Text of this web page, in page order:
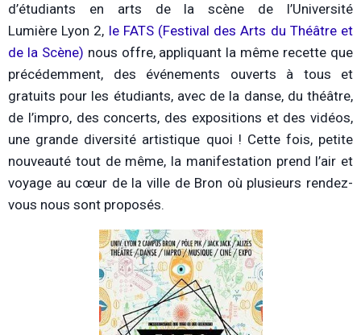
d’étudiants en arts de la scène de l’Université
Lumière Lyon 2, le FATS (Festival des Arts du Théâtre et
de la Scène) nous offre, appliquant la même recette que
précédemment, des événements ouverts à tous et
gratuits pour les étudiants, avec de la danse, du théâtre,
de l’impro, des concerts, des expositions et des vidéos,
une grande diversité artistique quoi ! Cette fois, petite
nouveauté tout de même, la manifestation prend l’air et
voyage au cœur de la ville de Bron où plusieurs rendez-
vous nous sont proposés.